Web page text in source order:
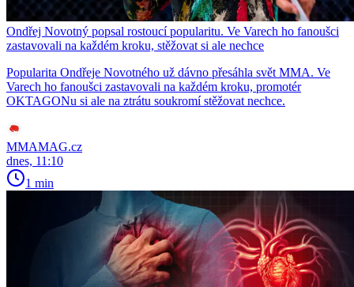
Ondřej Novotný popsal rostoucí popularitu. Ve Varech ho fanoušci
zastavovali na každém kroku, stěžovat si ale nechce
Popularita Ondřeje Novotného už dávno přesáhla svět MMA. Ve
Varech ho fanoušci zastavovali na každém kroku, promotér
OKTAGONu si ale na ztrátu soukromí stěžovat nechce.
MMAMAG.cz
dnes, 11:10
1 min